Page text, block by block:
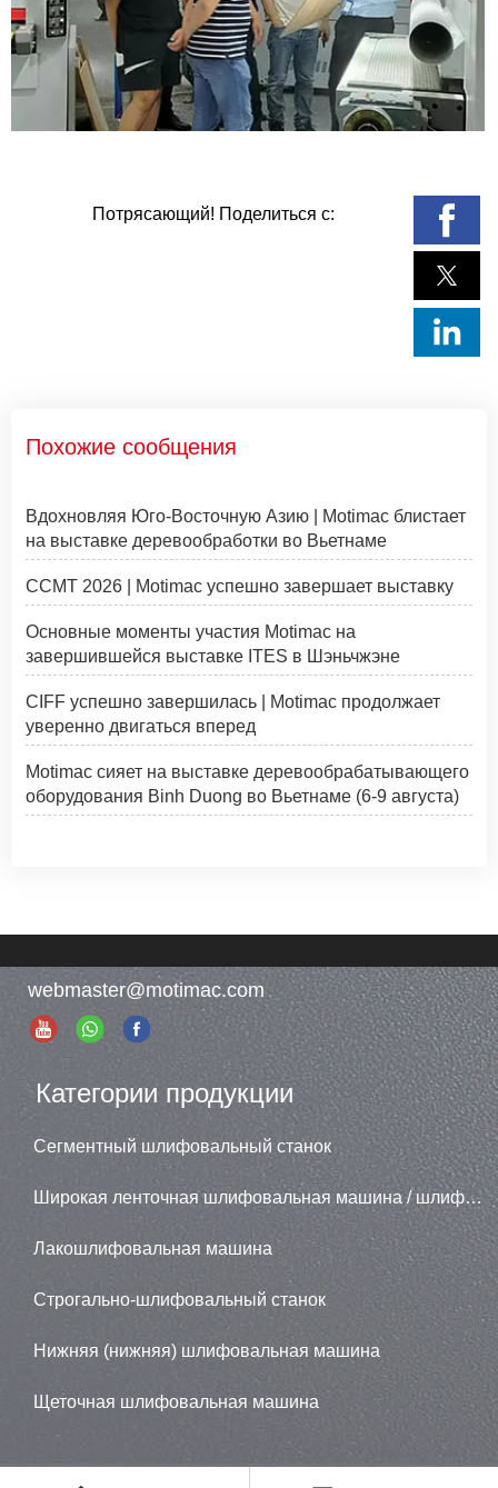
Потрясающий! Поделиться с:
Похожие сообщения
Вдохновляя Юго-Восточную Азию | Motimac блистает
на выставке деревообработки во Вьетнаме
CCMT 2026 | Motimac успешно завершает выставку
Основные моменты участия Motimac на
завершившейся выставке ITES в Шэньчжэне
CIFF успешно завершилась | Motimac продолжает
уверенно двигаться вперед
Motimac сияет на выставке деревообрабатывающего
оборудования Binh Duong во Вьетнаме (6-9 августа)
webmaster@motimac.com
Категории продукции
Сегментный шлифовальный станок
Широкая ленточная шлифовальная машина / шлифовальная машина
Лакошлифовальная машина
Строгально-шлифовальный станок
Нижняя (нижняя) шлифовальная машина
Щеточная шлифовальная машина